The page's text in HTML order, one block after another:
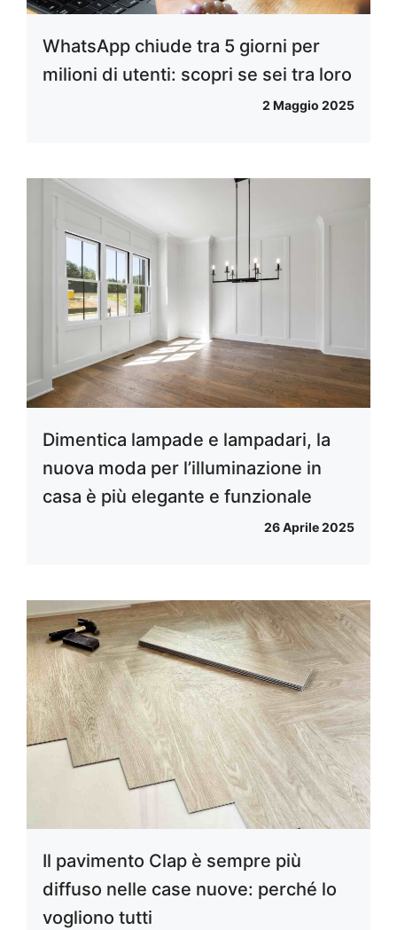
WhatsApp chiude tra 5 giorni per
milioni di utenti: scopri se sei tra loro
2 Maggio 2025
Dimentica lampade e lampadari, la
nuova moda per l’illuminazione in
casa è più elegante e funzionale
26 Aprile 2025
Il pavimento Clap è sempre più
diffuso nelle case nuove: perché lo
vogliono tutti